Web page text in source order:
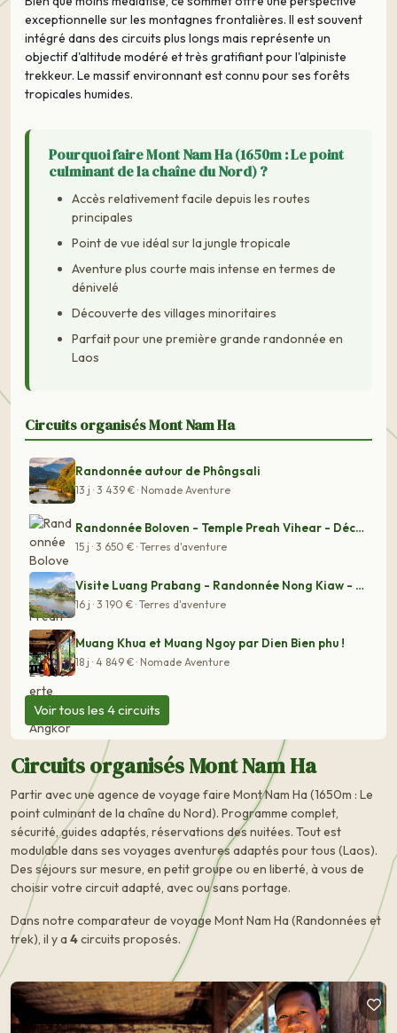
exceptionnelle sur les montagnes frontalières. Il est souvent
intégré dans des circuits plus longs mais représente un
objectif d'altitude modéré et très gratifiant pour l'alpiniste
trekkeur. Le massif environnant est connu pour ses forêts
tropicales humides.
Pourquoi faire Mont Nam Ha (1650m : Le point
culminant de la chaîne du Nord) ?
Accès relativement facile depuis les routes
principales
Point de vue idéal sur la jungle tropicale
Aventure plus courte mais intense en termes de
dénivelé
Découverte des villages minoritaires
Parfait pour une première grande randonnée en
Laos
Circuits organisés Mont Nam Ha
Randonnée autour de Phôngsali
13 j · 3 439 € · Nomade Aventure
Randonnée Boloven - Temple Preah Vihear - Découverte Ci
15 j · 3 650 € · Terres d'aventure
Visite Luang Prabang - Randonnée Nong Kiaw - Cascades K
16 j · 3 190 € · Terres d'aventure
Muang Khua et Muang Ngoy par Dien Bien phu !
18 j · 4 849 € · Nomade Aventure
Voir tous les 4 circuits
Circuits organisés Mont Nam Ha
Partir avec une agence de voyage faire Mont Nam Ha (1650m : Le
point culminant de la chaîne du Nord). Programme complet,
sécurité, guides adaptés, réservations des nuitées. Tout est
modulable dans ses voyages aventures adaptés pour tous (Laos).
Des séjours sur mesure, en petit groupe ou en liberté, à vous de
choisir votre circuit adapté, avec ou sans portage.
Dans notre comparateur de voyage Mont Nam Ha (Randonnées et
trek), il y a 4circuits proposés.